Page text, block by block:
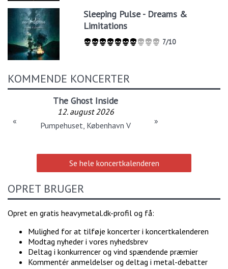
Sleeping Pulse - Dreams &
Limitations
7/10
KOMMENDE KONCERTER
The Ghost Inside
12. august 2026
Pumpehuset, København V
« »
Se hele koncertkalenderen
OPRET BRUGER
Opret en gratis heavymetal.dk-profil og få:
Mulighed for at tilføje koncerter i koncertkalenderen
Modtag nyheder i vores nyhedsbrev
Deltag i konkurrencer og vind spændende præmier
Kommentér anmeldelser og deltag i metal-debatter